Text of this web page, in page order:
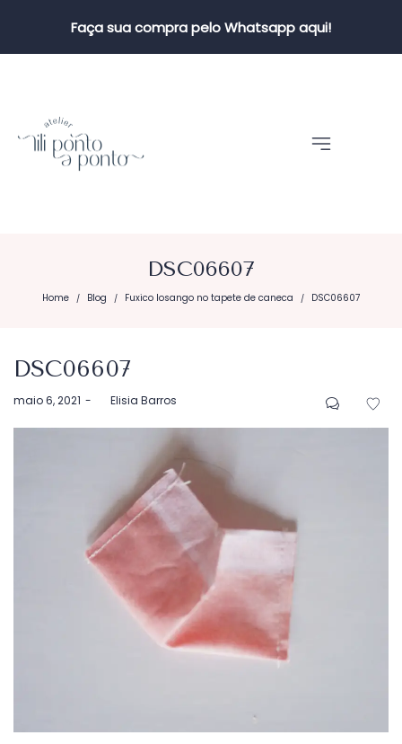
Faça sua compra pelo Whatsapp aqui!
DSC06607
Home / Blog / Fuxico losango no tapete de caneca / DSC06607
DSC06607
Postado
maio 6, 2021 byElisia Barros